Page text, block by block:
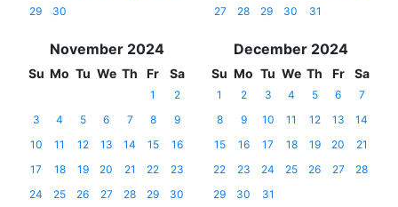
29
30
27
28 29 30 31
November 2024
Su Mo Tu We Th Fr Sa
1
2
3
4 5 6 7 8
9
10
11 12 13 14 15
16
17
18 19 20 21 22
23
24
25 26 27 28 29 30
December 2024
Su Mo Tu We Th Fr Sa
1 2 3 4 5 6
7
8
9 10 11 12 13
14
15
16 17 18 19 20
21
22
23 24 25 26 27
28
29
30 31